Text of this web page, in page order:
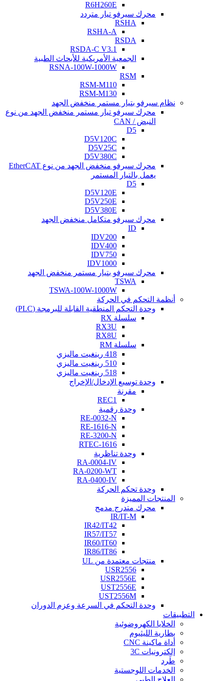
R6H260E
محرك سيرفو تيار متردد
RSHA
RSHA-A
RSDA
RSDA-C V3.1
الجمعية الأمريكية للأبحاث الطبية
RSNA-100W-1000W
RSM
RSM-M110
RSM-M130
نظام سيرفو بتيار مستمر منخفض الجهد
محرك سيرفو تيار مستمر منخفض الجهد من نوع
النبض / CAN
D5
D5V120C
D5V25C
D5V380C
محرك سيرفو منخفض الجهد من نوع EtherCAT
يعمل بالتيار المستمر
D5
D5V120E
D5V250E
D5V380E
محرك سيرفو متكامل منخفض الجهد
ID
IDV200
IDV400
IDV750
IDV1000
محرك سيرفو بتيار مستمر منخفض الجهد
TSWA
TSWA-100W-1000W
أنظمة التحكم في الحركة
وحدة التحكم المنطقية القابلة للبرمجة (PLC)
سلسلة RX
RX3U
RX8U
سلسلة RM
418 رينغيت ماليزي
510 رينغيت ماليزي
518 رينغيت ماليزي
وحدة توسيع الإدخال/الإخراج
مقرنة
REC1
وحدة رقمية
RE-0032-N
RE-1616-N
RE-3200-N
RTEC-1616
وحدة تناظرية
RA-0004-IV
RA-0200-WT
RA-0400-IV
وحدة تحكم الحركة
المنتجات المميزة
محرك متدرج مدمج
IR/IT-M
IR42/IT42
IR57/IT57
IR60/IT60
IR86/IT86
منتجات معتمدة من UL
USR2556
USR2556E
UST2556E
UST2556M
وحدة التحكم في السرعة وعزم الدوران
التطبيقات
الخلايا الكهروضوئية
بطارية الليثيوم
أداة ماكينة CNC
إلكترونيات 3C
طَرد
الخدمات اللوجستية
العلاج الطبي